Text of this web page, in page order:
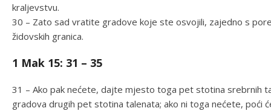
kraljevstvu.
30 – Zato sad vratite gradove koje ste osvojili, zajedno s
židovskih granica.
1 Mak 15: 31 – 35
31 – Ako pak nećete, dajte mjesto toga pet stotina srebrnih
gradova drugih pet stotina talenata; ako ni toga nećete, poći